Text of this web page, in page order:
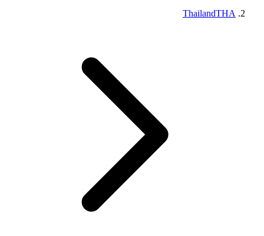
ThailandTHA